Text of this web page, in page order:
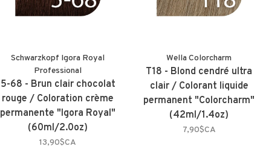
Schwarzkopf Igora Royal
Professional
5-68 - Brun clair chocolat
rouge / Coloration crème
permanente "Igora Royal"
(60ml/2.0oz)
13,90$CA
Wella Colorcharm
T18 - Blond cendré ultra
clair / Colorant liquide
permanent "Colorcharm"
(42ml/1.4oz)
7,90$CA